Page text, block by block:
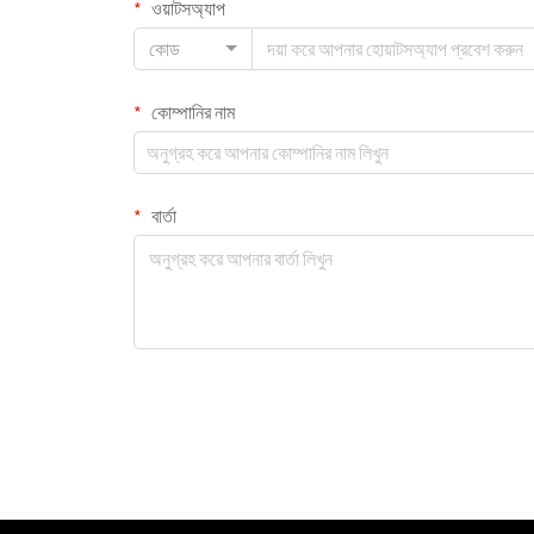
ওয়াটসঅ্যাপ
কোড
কোম্পানির নাম
বার্তা